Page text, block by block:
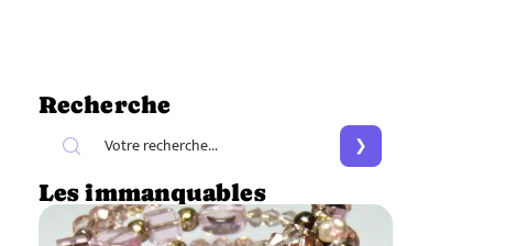
Recherche
Les immanquables